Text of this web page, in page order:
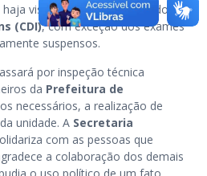
vista que serão transferidos
(CDI), com exceção dos exames
suspensos.
por inspeção técnica
da Prefeitura de
necessários, a realização de
unidade. A Secretaria
com as pessoas que
a colaboração dos demais